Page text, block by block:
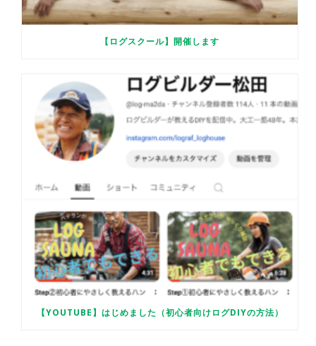
【ログスクール】開催します
【YOUTUBE】はじめました（初心者向けログDIYの方法）